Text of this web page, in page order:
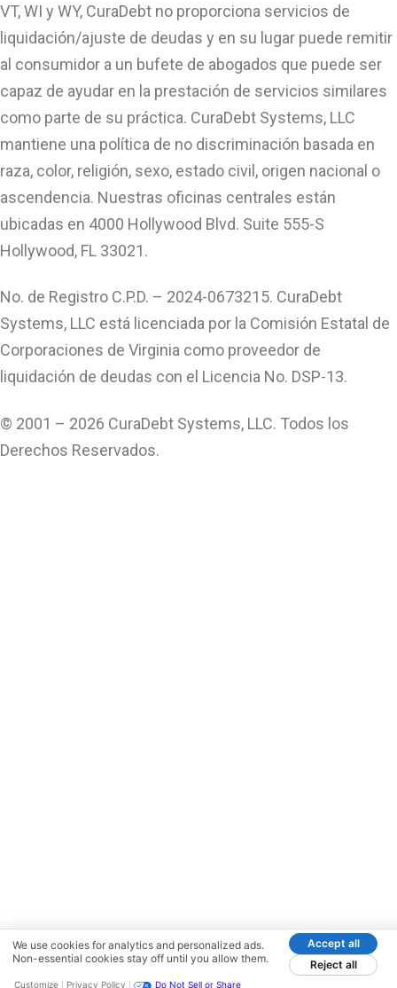
VT, WI y WY, CuraDebt no proporciona servicios de
liquidación/ajuste de deudas y en su lugar puede remitir
al consumidor a un bufete de abogados que puede ser
capaz de ayudar en la prestación de servicios similares
como parte de su práctica. CuraDebt Systems, LLC
mantiene una política de no discriminación basada en
raza, color, religión, sexo, estado civil, origen nacional o
ascendencia. Nuestras oficinas centrales están
ubicadas en 4000 Hollywood Blvd. Suite 555-S
Hollywood, FL 33021.
No. de Registro C.P.D. – 2024-0673215. CuraDebt
Systems, LLC está licenciada por la Comisión Estatal de
Corporaciones de Virginia como proveedor de
liquidación de deudas con el Licencia No. DSP-13.
© 2001 – 2026 CuraDebt Systems, LLC. Todos los
Derechos Reservados.
We use cookies for analytics and personalized ads.
Non-essential cookies stay off until you allow them.
Accept all
Reject all
Customize Privacy Policy Do Not Sell or Share